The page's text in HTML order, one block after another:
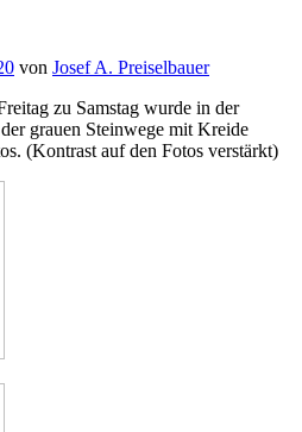
in
von Josef A. Preiselbauer
zu Samstag wurde in der
grauen Steinwege mit Kreide
(Kontrast auf den Fotos verstärkt)